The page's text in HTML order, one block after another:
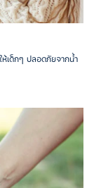
เด็กๆ ปลอดภัยจากน้ำ